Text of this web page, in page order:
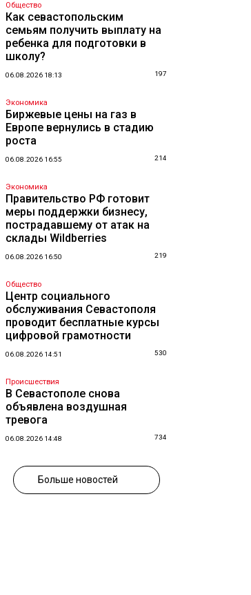
Общество
Как севастопольским
семьям получить выплату на
ребенка для подготовки в
школу?
06.08.2026 18:13 197
Экономика
Биржевые цены на газ в
Европе вернулись в стадию
роста
06.08.2026 16:55 214
Экономика
Правительство РФ готовит
меры поддержки бизнесу,
пострадавшему от атак на
склады Wildberries
06.08.2026 16:50 219
Общество
Центр социального
обслуживания Севастополя
проводит бесплатные курсы
цифровой грамотности
06.08.2026 14:51 530
Происшествия
В Севастополе снова
объявлена воздушная
тревога
06.08.2026 14:48 734
Больше новостей